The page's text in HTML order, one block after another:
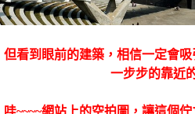
但看到眼前的建築，相信一定會
一步步的靠近